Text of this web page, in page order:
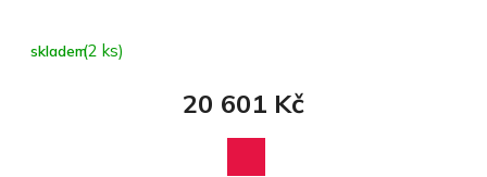
skladem(2 ks)
20 601 Kč